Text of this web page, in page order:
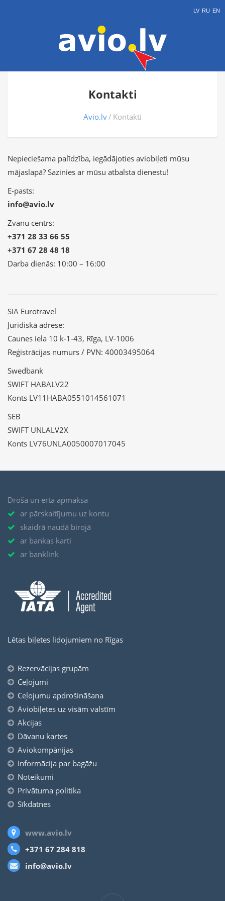
LV RU EN
Kontakti
Avio.lv Kontakti
Nepieciešama palīdzība, iegādājoties aviobiļeti mūsu
mājaslapā? Sazinies ar mūsu atbalsta dienestu!
E-pasts:
info@avio.lv
Zvanu centrs:
+371 28 33 66 55
+371 67 28 48 18
Darba dienās: 10:00 – 16:00
SIA Eurotravel
Juridiskā adrese:
Caunes iela 10 k-1-43, Rīga, LV-1006
Reģistrācijas numurs / PVN: 40003495064
Swedbank
SWIFT HABALV22
Konts LV11HABA0551014561071
SEB
SWIFT UNLALV2X
Konts LV76UNLA0050007017045
Droša un ērta apmaksa
ar pārskaitījumu uz kontu
skaidrā naudā birojā
ar bankas karti
ar banklink
Lētas biļetes lidojumiem no Rīgas
Rezervācijas grupām
Ceļojumi
Ceļojumu apdrošināšana
Aviobiļetes uz visām valstīm
Akcijas
Dāvanu kartes
Aviokompānijas
Informācija par bagāžu
Noteikumi
Privātuma politika
Sīkdatnes
www.avio.lv
+371 67 284 818
info@avio.lv